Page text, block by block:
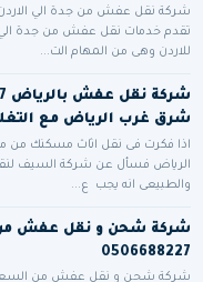
شركة نقل عفش من جدة الي
تقدم خدمات نقل عفش من جدة
للاردن وهى من المهام الت...
شرق غرب الرياض مع
اذا فكرت فى نقل اثاث مسكنك من
الرياض فسأل عن شركة السيف
والطبيعى انه يجب ع...
شركة شحن و نقل عفش من
0506688227
شركة شحن و نقل عفش من